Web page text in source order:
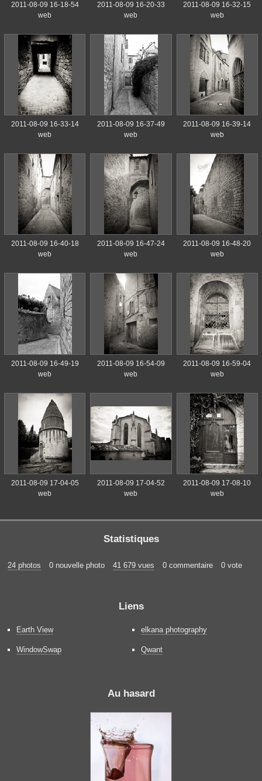
2011-08-09 16-18-54
web
2011-08-09 16-20-33
web
2011-08-09 16-32-15
web
2011-08-09 16-33-14
web
2011-08-09 16-37-49
web
2011-08-09 16-39-14
web
2011-08-09 16-40-18
web
2011-08-09 16-47-24
web
2011-08-09 16-48-20
web
2011-08-09 16-49-19
web
2011-08-09 16-54-09
web
2011-08-09 16-59-04
web
2011-08-09 17-04-05
web
2011-08-09 17-04-52
web
2011-08-09 17-08-10
web
Statistiques
24 photos 0 nouvelle photo 41 679 vues 0 commentaire 0 vote
Liens
Earth View
WindowSwap
elkana photography
Qwant
Au hasard